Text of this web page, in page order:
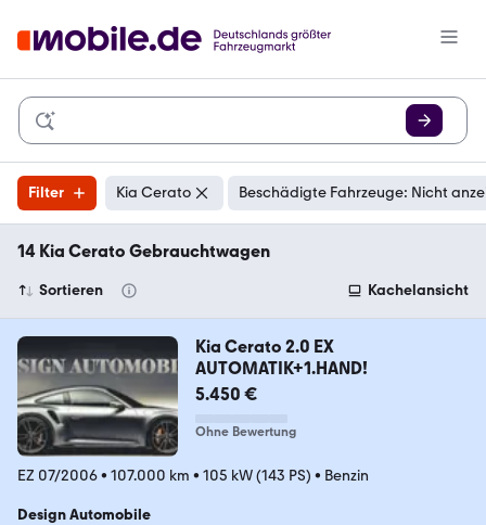
Filter Kia Cerato Beschädigte Fahrzeuge: Nicht
14 Kia Cerato Gebrauchtwagen
Sortieren Kachelansicht
Kia Cerato 2.0 EX
AUTOMATIK+1.HAND!
5.450 €
Ohne Bewertung
EZ 07/2006• 107.000 km • 105 kW (143 PS) • Benzin
Design Automobile